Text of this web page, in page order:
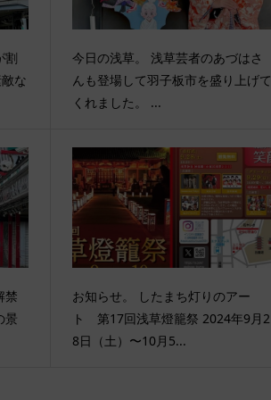
割
な
今日の浅草。 浅草芸者のあづはさ
んも登場して羽子板市を盛り上げて
くれました。 ...
禁
景
お知らせ。 したまち灯りのアー
ト 第17回浅草燈籠祭 2024年9月2
8日（土）〜10月5...